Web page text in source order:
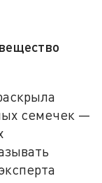
семечек —